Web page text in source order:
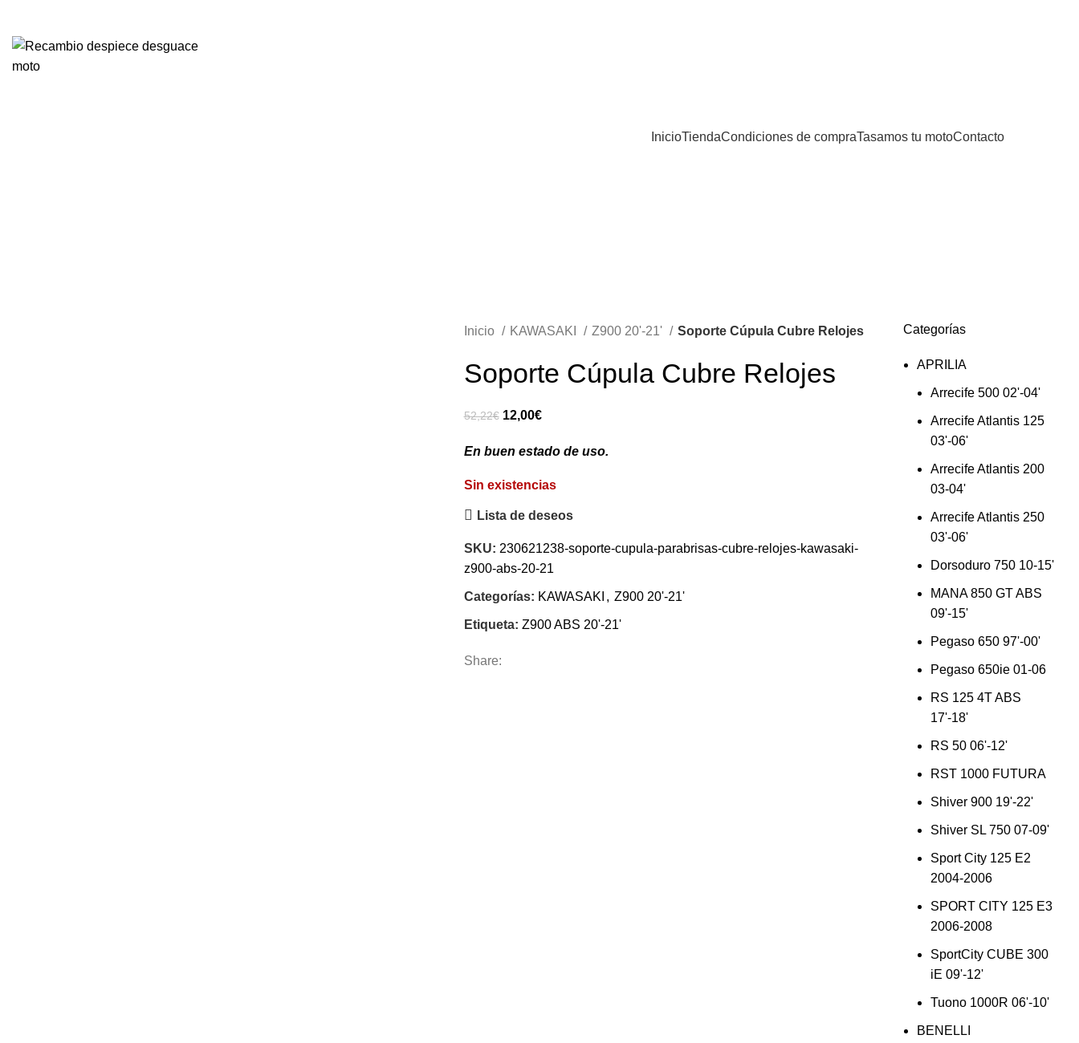
InicioTiendaCondiciones de compraTasamos tu motoContacto
Inicio KAWASAKI Z900 20'-21' Soporte Cúpula Cubre Relojes
Soporte Cúpula Cubre Relojes
52,22€ El
original
12,00€El
actual
En buen estado de uso.
Sin existencias
Lista de deseos
SKU: 230621238-soporte-cupula-parabrisas-cubre-relojes-kawasaki-
z900-abs-20-21
Categorías: KAWASAKI , Z900 20'-21'
Etiqueta: Z900 ABS 20'-21'
Share:
Categorías
APRILIA
Arrecife 500 02'-04'
Arrecife Atlantis 125
03'-06'
Arrecife Atlantis 200
03-04'
Arrecife Atlantis 250
03'-06'
Dorsoduro 750 10-15'
MANA 850 GT ABS
09'-15'
Pegaso 650 97'-00'
Pegaso 650ie 01-06
RS 125 4T ABS
17'-18'
RS 50 06'-12'
RST 1000 FUTURA
Shiver 900 19'-22'
Shiver SL 750 07-09'
Sport City 125 E2
2004-2006
SPORT CITY 125 E3
2006-2008
SportCity CUBE 300
iE 09'-12'
Tuono 1000R 06'-10'
BENELLI